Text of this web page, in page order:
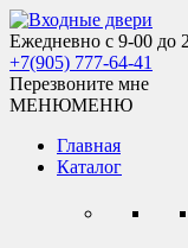
Skip
to
content
Входные двери
Ежедневно с 9-00 до
+7(905) 777-64-41
Перезвоните мне
МЕНЮМЕНЮ
Главная
Каталог